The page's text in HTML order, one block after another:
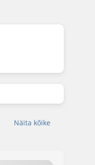
Näita kõike